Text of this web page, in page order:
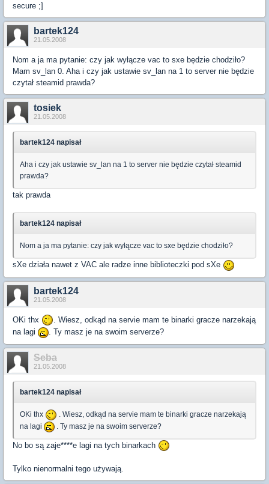
secure ;]
bartek124
21.05.2008
Nom a ja ma pytanie: czy jak wyłącze vac to sxe będzie chodziło?
Mam sv_lan 0. Aha i czy jak ustawie sv_lan na 1 to server nie będzie
czytał steamid prawda?
tosiek
21.05.2008
bartek124 napisał
Aha i czy jak ustawie sv_lan na 1 to server nie będzie czytał steamid
prawda?
tak prawda
bartek124 napisał
Nom a ja ma pytanie: czy jak wyłącze vac to sxe będzie chodziło?
sXe działa nawet z VAC ale radze inne biblioteczki pod sXe
bartek124
21.05.2008
OKi thx
. Wiesz, odkąd na servie mam te binarki gracze narzekają
na lagi
. Ty masz je na swoim serverze?
Seba
21.05.2008
bartek124 napisał
OKi thx
. Wiesz, odkąd na servie mam te binarki gracze narzekają
na lagi
. Ty masz je na swoim serverze?
No bo są zaje****e lagi na tych binarkach
Tylko nienormalni tego używają.